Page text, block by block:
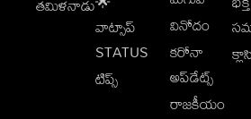
వాట్సాప్
STATUS
టిప్స్
వినోదం
కరోనా
అప్‌డేట్స్
రాజకీయం